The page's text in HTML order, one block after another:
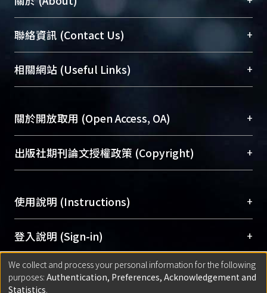
臺大位居世界頂尖大學之列，為永久珍藏及向國際
展現本校豐碩的研究成果及學術能量，圖書館整合
機構典藏（NTUR）與學術庫（AH）不同功能平
台，成為臺大學術典藏NTU scholars。期能整合研
成果。
To permanently archive and promote researcher
profiles and scholarly works, Library integrates the
services of “NTU Repository” with “Academic
聯絡資訊 (Contact Us) +
總館學科館員(Main Library)
醫學圖書館學科館員(Medical Library)
Sciences Library)
相關網站 (Useful Links) +
關於開放取用 (Open Access, OA) +
開放取用是從使用者角度提升資訊取用性的社會運
動，應用在學術研究上是透過將研究著作公開供使
用逐年攀升。同時可加速研究發展、提升研究影響
Archive）平台。 （點選深入了解OA）
出版社期刊論文授權政策 (Copyright) +
含部分內容的版權非匯入者所有，或由第三方贊
助與合作完成，請確認該版權所有者及第三方同
意提供此授權。
Please represent that the submission is your
original work, and that you have the right to
grant the rights to upload.
使用說明 (Instructions) +
網站簡介(Quickstart Guide)
使用手冊(Instruction Manual)
線上預約服務(Booking Service)
登入說明 (Sign-in) +
方案一：臺灣大學計算機中心帳號登入
(With C&INC Email Account)
匯入著作 (Submission) +
We collect and process your personal information for the following
purposes: Authentication, Preferences, Acknowledgement and
Statistics.